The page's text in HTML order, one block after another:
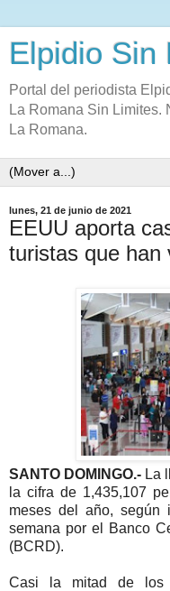
Elpidio Sin
Portal del periodista
La Romana Sin Limites.
La Romana.
lunes, 21 de junio de 2021
EEUU aporta
turistas que han
SANTO DOMINGO.- La
la cifra de 1,435,107
meses del año, según
semana por el Banco
(BCRD).
Casi la mitad de los